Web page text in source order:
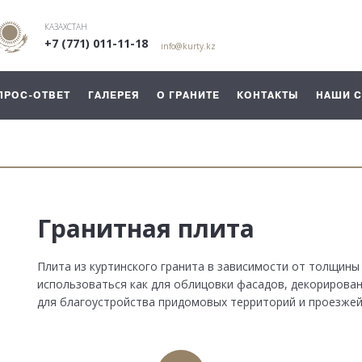
КАЗАХСТАН
+7 (771) 011-11-18 info@kurty.kz
ОТВЕТ ГАЛЕРЕЯ О ГРАНИТЕ КОНТАКТЫ НАШИ
Гранитная плита
Плита из куртинского гранита в зависимости от
использоваться как для облицовки фасадов,
для благоустройства придомовых территорий и